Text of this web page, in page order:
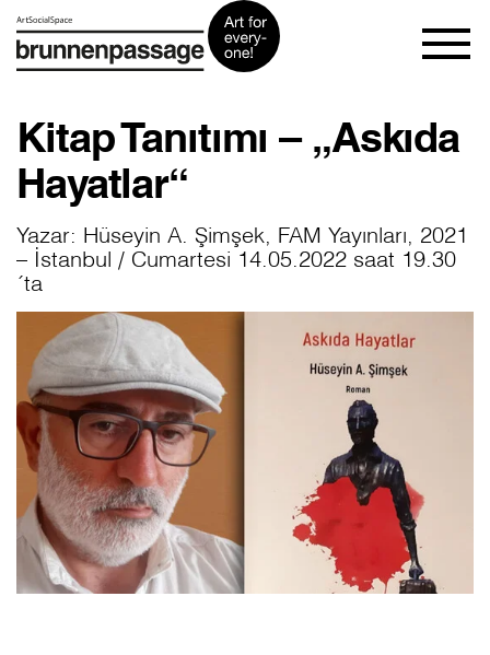
Kitap Tanıtımı – „Askıda
Hayatlar“
Yazar: Hüseyin A. Şimşek, FAM Yayınları, 2021
– İstanbul / Cumartesi 14.05.2022 saat 19.30
´ta